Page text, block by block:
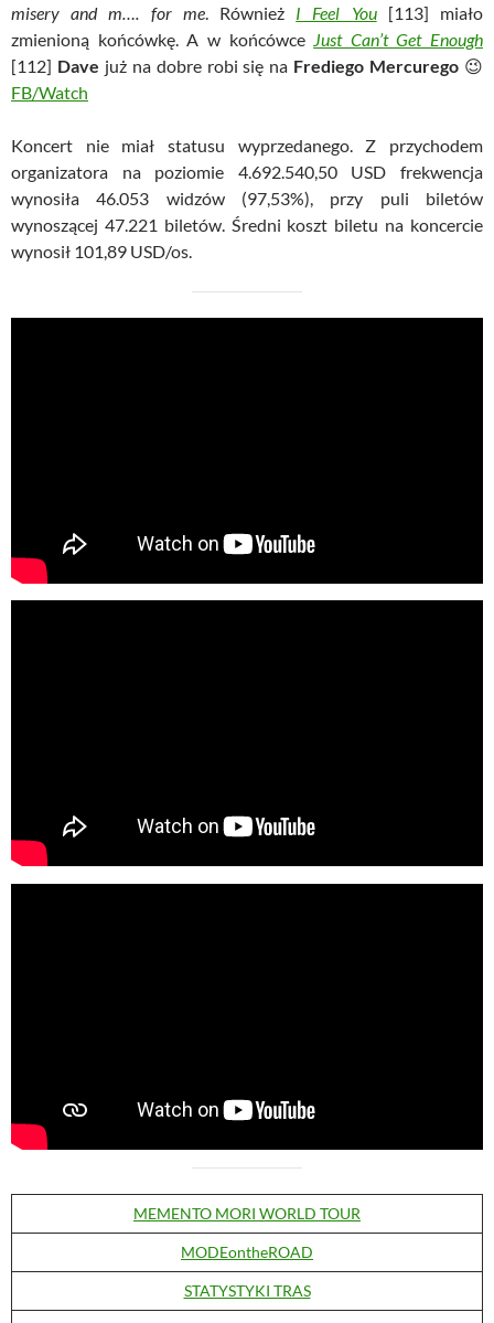
misery and m…. for me. Również I Feel You[113] miało
zmienioną końcówkę. A w końcówce Just Can’t Get Enough
[112] Dave już na dobre robi się na Frediego Mercurego 😉
FB/Watch
Koncert nie miał statusu wyprzedanego. Z przychodem
organizatora na poziomie 4.692.540,50 USD frekwencja
wynosiła 46.053 widzów (97,53%), przy puli biletów
wynoszącej 47.221 biletów. Średni koszt biletu na koncercie
wynosił 101,89 USD/os.
MEMENTO MORI WORLD TOUR
MODEontheROAD
STATYSTYKI TRAS